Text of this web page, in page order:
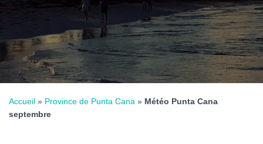
I
Accueil » Province de Punta Cana » Météo Punta Cana
septembre